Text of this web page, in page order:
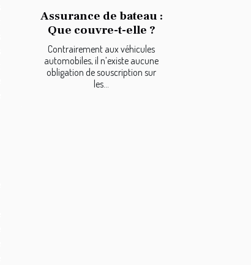
Assurance de bateau :
Que couvre-t-elle ?
Contrairement aux véhicules
automobiles, il n’existe aucune
obligation de souscription sur
les...